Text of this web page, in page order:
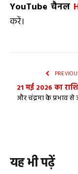
YouTube चैनल
करें।
21 मई 2026 का
और चंद्रमा के प्रभाव से
यह भी पढ़ें